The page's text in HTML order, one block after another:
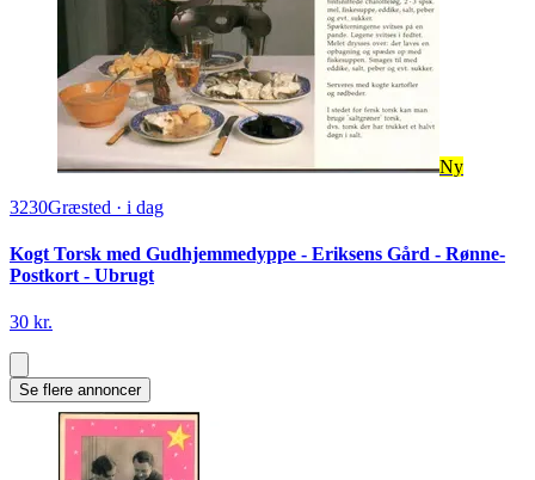
Ny
3230Græsted · i dag
Kogt Torsk med Gudhjemmedyppe - Eriksens Gård - Rønne-
Postkort - Ubrugt
30 kr.
Se flere annoncer